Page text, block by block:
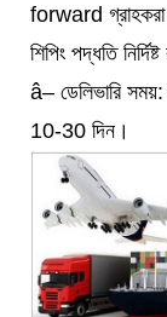
forward গ্রাহকরা
শিপিং পদ্ধতি
â– ডেলিভারি
10-30 দিন।